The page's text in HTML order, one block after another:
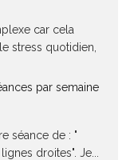
car cela
stress quotidien,
par semaine
séance de : "
droites". Je...